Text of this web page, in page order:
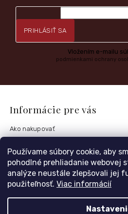
Používame súbory cookie, aby
pohodlné prehliadanie webovej
analýze neustále zlepšovali jej
použiteľnosť. Viac informácií
PRIHLÁSIŤ SA
Vložením e-mailu
podmienkami ochrany
Informácie pre vás
Ako nakupovať
Podmienky ochrany osobných údajov
Postup vrátenia tovaru
Česko